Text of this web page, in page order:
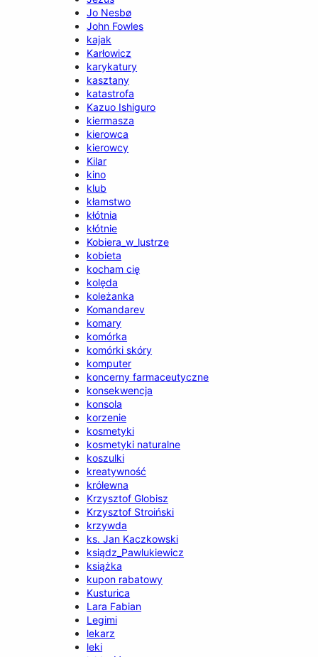
Jo Nesbø
John Fowles
kajak
Karłowicz
karykatury
kasztany
katastrofa
Kazuo Ishiguro
kiermasza
kierowca
kierowcy
Kilar
kino
klub
kłamstwo
kłótnia
kłótnie
Kobiera_w_lustrze
kobieta
kocham cię
kolęda
koleżanka
Komandarev
komary
komórka
komórki skóry
komputer
koncerny farmaceutyczne
konsekwencja
konsola
korzenie
kosmetyki
kosmetyki naturalne
koszulki
kreatywność
królewna
Krzysztof Globisz
Krzysztof Stroiński
krzywda
ks. Jan Kaczkowski
ksiądz_Pawlukiewicz
książka
kupon rabatowy
Kusturica
Lara Fabian
Legimi
lekarz
leki